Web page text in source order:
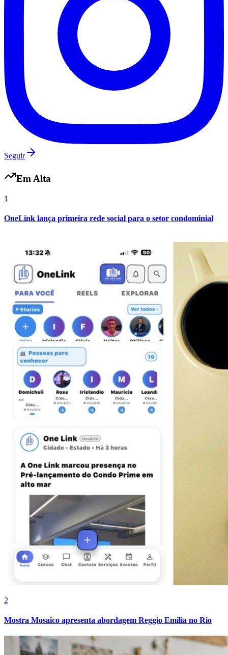
Botafogo
Seguir
Em Alta
1
OneLink lança primeira rede social para o setor condominial
2
Mostra Mosaico apresenta abordagem Reggio Emilia no Rio